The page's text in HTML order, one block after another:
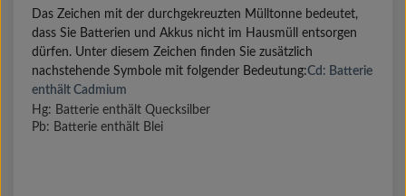
Das Zeichen mit der durchgekreuzten Mülltonne bedeutet,
dass Sie Batterien und Akkus nicht im Hausmüll entsorgen
dürfen. Unter diesem Zeichen finden Sie zusätzlich
nachstehende Symbole mit folgender Bedeutung:Cd: Batterie
enthält Cadmium
Hg: Batterie enthält Quecksilber
Pb: Batterie enthält Blei